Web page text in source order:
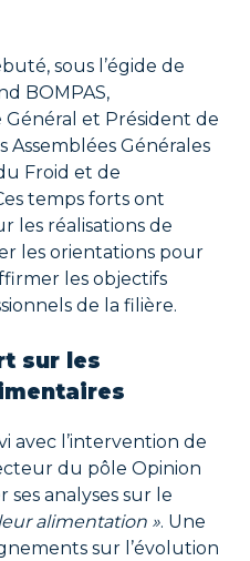
sous l’égide de
BOMPAS,
et Président de
Assemblées Générales
Froid et de
temps forts ont
les réalisations de
les orientations pour
les objectifs
de la filière.
sur les
avec l’intervention de
du pôle Opinion
analyses sur le
alimentation ». Une
sur l’évolution